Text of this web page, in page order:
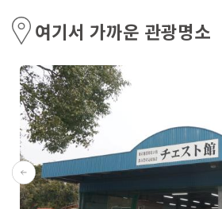
여기서 가까운 관광명소